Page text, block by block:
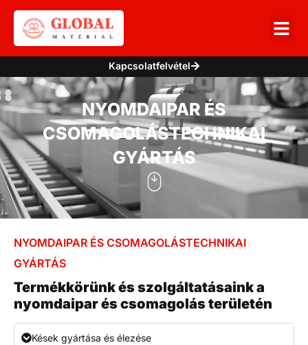
Kapcsolatfelvétel
NYOMDAIPAR ÉS
CSOMAGOLÁSTECHNIKAI
GYÁRTÁS
NYOMDAIPAR ÉS CSOMAGOLÁSTECHNIKAI
GYÁRTÁS
Termékkörünk és szolgáltatásaink a
nyomdaipar és csomagolás területén
Kések gyártása és élezése